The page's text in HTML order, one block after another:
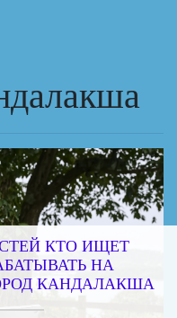
КТО ИЩЕТ
НА
КАНДАЛАКША